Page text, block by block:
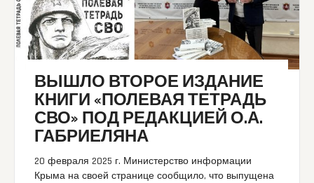
ВЫШЛО ВТОРОЕ ИЗДАНИЕ
КНИГИ «ПОЛЕВАЯ ТЕТРАДЬ
СВО» ПОД РЕДАКЦИЕЙ О.А.
ГАБРИЕЛЯНА
20 февраля 2025 г. Министерство информации
Крыма на своей странице сообщило, что выпущена